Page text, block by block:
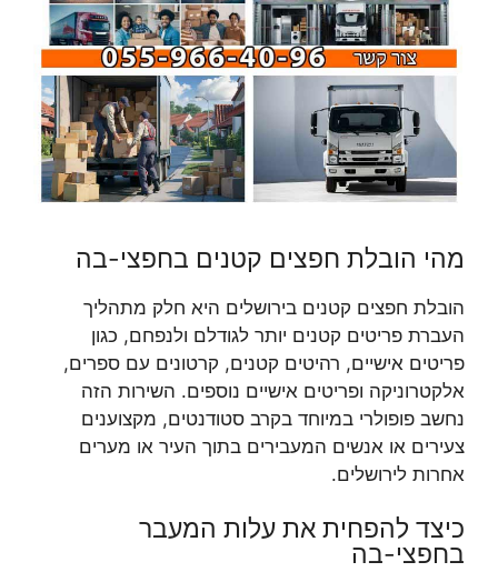
מהי הובלת חפצים קטנים בחפצי-בה
הובלת חפצים קטנים בירושלים היא חלק מתהליך
העברת פריטים קטנים יותר לגודלם ולנפחם, כגון
פריטים אישיים, רהיטים קטנים, קרטונים עם ספרים,
אלקטרוניקה ופריטים אישיים נוספים. השירות הזה
נחשב פופולרי במיוחד בקרב סטודנטים, מקצוענים
צעירים או אנשים המעבירים בתוך העיר או מערים
אחרות לירושלים.
כיצד להפחית את עלות המעבר
בחפצי-בה